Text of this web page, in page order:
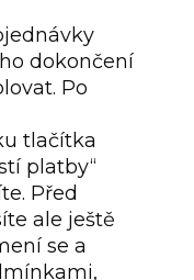
dokončení
Po
tlačítka
platby“
Před
ale ještě
se a